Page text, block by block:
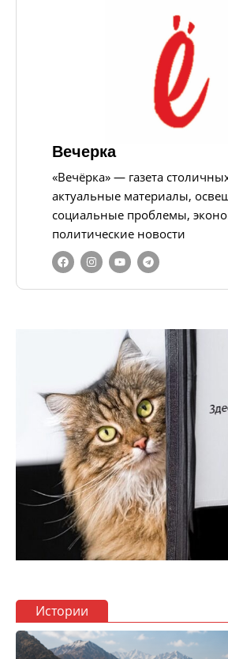
Вечерка
«Вечёрка» — газета
актуальные материалы,
социальные проблемы,
политические новости
Истории